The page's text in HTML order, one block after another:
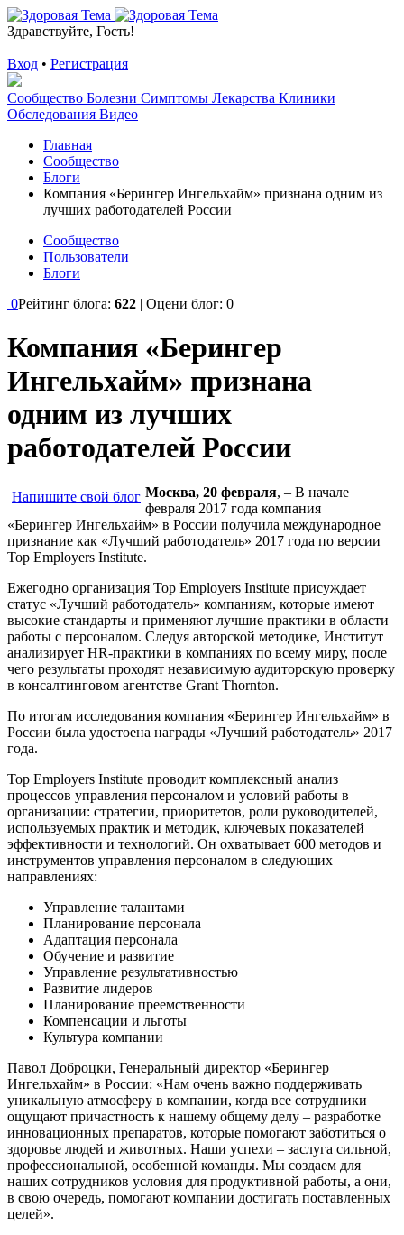
Здравствуйте, Гость!
Вход • Регистрация
Сообщество Болезни Симптомы Лекарства Клиники
Обследования Видео
Главная
Сообщество
Блоги
Компания «Берингер Ингельхайм» признана одним из
лучших работодателей России
Сообщество
Пользователи
Блоги
0Рейтинг блога: 622 | Оцени блог: 0
Компания «Берингер
Ингельхайм» признана
одним из лучших
работодателей России
Напишите свой блог Москва, 20 февраля, – В начале
февраля 2017 года компания
«Берингер Ингельхайм» в России получила международное
признание как «Лучший работодатель» 2017 года по версии
Top Employers Institute.
Ежегодно организация Top Employers Institute присуждает
статус «Лучший работодатель» компаниям, которые имеют
высокие стандарты и применяют лучшие практики в области
работы с персоналом. Следуя авторской методике, Институт
анализирует HR-практики в компаниях по всему миру, после
чего результаты проходят независимую аудиторскую проверку
в консалтинговом агентстве Grant Thornton.
По итогам исследования компания «Берингер Ингельхайм» в
России была удостоена награды «Лучший работодатель» 2017
года.
Top Employers Institute проводит комплексный анализ
процессов управления персоналом и условий работы в
организации: стратегии, приоритетов, роли руководителей,
используемых практик и методик, ключевых показателей
эффективности и технологий. Он охватывает 600 методов и
инструментов управления персоналом в следующих
направлениях:
Управление талантами
Планирование персонала
Адаптация персонала
Обучение и развитие
Управление результативностью
Развитие лидеров
Планирование преемственности
Компенсации и льготы
Культура компании
Павол Доброцки, Генеральный директор «Берингер
Ингельхайм» в России: «Нам очень важно поддерживать
уникальную атмосферу в компании, когда все сотрудники
ощущают причастность к нашему общему делу – разработке
инновационных препаратов, которые помогают заботиться о
здоровье людей и животных. Наши успехи – заслуга сильной,
профессиональной, особенной команды. Мы создаем для
наших сотрудников условия для продуктивной работы, а они,
в свою очередь, помогают компании достигать поставленных
целей».